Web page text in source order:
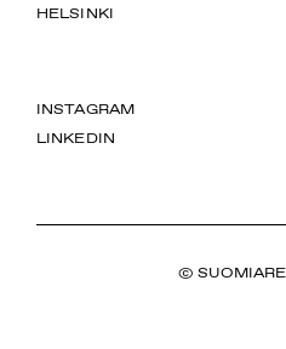
HELSINKI
INSTAGRAM
LINKEDIN
©